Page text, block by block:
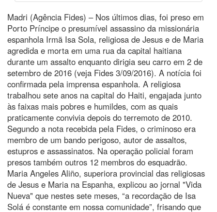
Madri (Agência Fides) – Nos últimos dias, foi preso em
Porto Príncipe o presumível assassino da missionária
espanhola Irmã Isa Sola, religiosa de Jesus e de Maria
agredida e morta em uma rua da capital haitiana
durante um assalto enquanto dirigia seu carro em 2 de
setembro de 2016 (veja Fides 3/09/2016). A notícia foi
confirmada pela imprensa espanhola. A religiosa
trabalhou sete anos na capital do Haiti, engajada junto
às faixas mais pobres e humildes, com as quais
praticamente convivia depois do terremoto de 2010.
Segundo a nota recebida pela Fides, o criminoso era
membro de um bando perigoso, autor de assaltos,
estupros e assassinatos. Na operação policial foram
presos também outros 12 membros do esquadrão.
Maria Angeles Aliño, superiora provincial das religiosas
de Jesus e Maria na Espanha, explicou ao jornal "Vida
Nueva" que nestes sete meses, “a recordação de Isa
Solá é constante em nossa comunidade”, frisando que